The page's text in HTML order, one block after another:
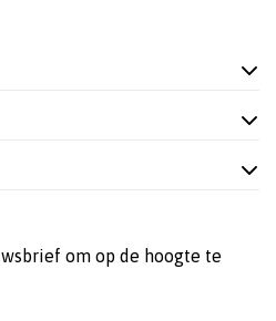
om op de hoogte te